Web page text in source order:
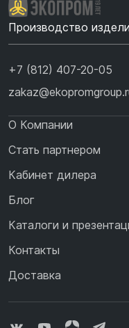
Производство
+7 (812) 407-20-05
О Компании
Стать партнером
Кабинет дилера
Блог
Каталоги и
Контакты
Доставка